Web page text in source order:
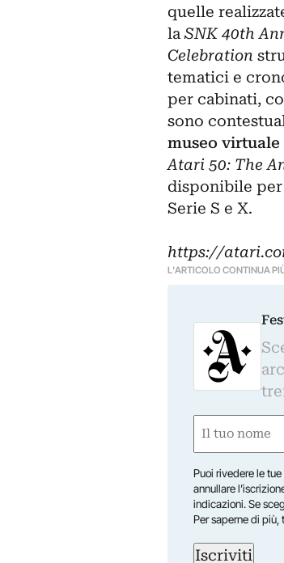
quelle
laSNK 40th
Celebration
tematici e
per cabinati,
sono
museo
Atari 50: The
disponibile per
Serie S e X.
https://
L'ARTICOLO CONTINUA
Nome
Nome
Puoi rivedere le
annullare
indicazioni. Se
Per saperne di più,
Iscriviti